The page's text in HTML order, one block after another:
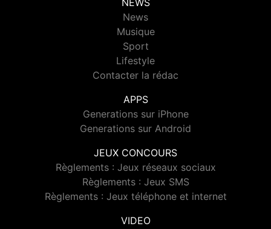
NEWS
News
Musique
Sport
Lifestyle
Contacter la rédac
APPS
Generations sur iPhone
Generations sur Android
JEUX CONCOURS
Règlements : Jeux réseaux sociaux
Règlements : Jeux SMS
Règlements : Jeux téléphone et internet
VIDEO